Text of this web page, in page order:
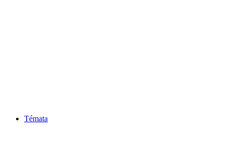
Témata